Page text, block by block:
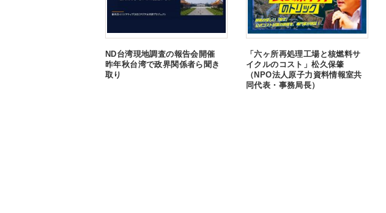
ND台湾現地調査の報告会開催
昨年秋台湾で政界関係者ら聞き
取り
「六ヶ所再処理工場と核燃料サ
イクルのコスト」松久保肇
（NPO法人原子力資料情報室共
同代表・事務局長）